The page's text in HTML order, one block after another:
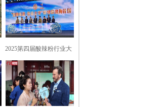
2025第四届酸辣粉行业大
会在河南开封举行